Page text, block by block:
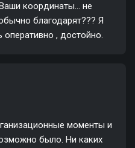
координаты... не
благодарят??? Я
оперативно , достойно.
моменты и
было. Ни каких